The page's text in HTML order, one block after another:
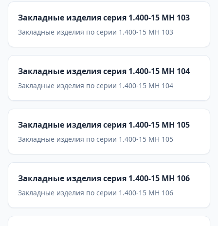
Закладные изделия серия 1.400-15 МН 103
Закладные изделия по серии 1.400-15 МН 103
Закладные изделия серия 1.400-15 МН 104
Закладные изделия по серии 1.400-15 МН 104
Закладные изделия серия 1.400-15 МН 105
Закладные изделия по серии 1.400-15 МН 105
Закладные изделия серия 1.400-15 МН 106
Закладные изделия по серии 1.400-15 МН 106